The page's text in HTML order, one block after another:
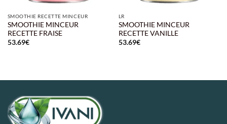
SMOOTHIE RECETTE MINCEUR
SMOOTHIE MINCEUR
RECETTE FRAISE
53.69€
LR
SMOOTHIE MINCEUR
RECETTE VANILLE
53.69€